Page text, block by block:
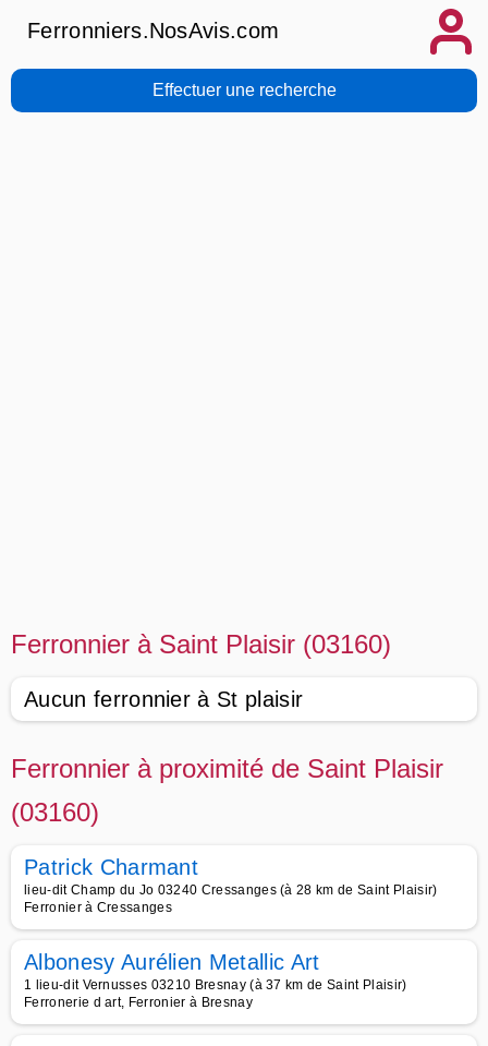
Ferronniers.NosAvis.com
Effectuer une recherche
Ferronnier à Saint Plaisir (03160)
Aucun ferronnier à St plaisir
Ferronnier à proximité de Saint Plaisir
(03160)
Patrick Charmant
lieu-dit Champ du Jo 03240 Cressanges (à 28 km de Saint Plaisir)
Ferronier à Cressanges
Albonesy Aurélien Metallic Art
1 lieu-dit Vernusses 03210 Bresnay (à 37 km de Saint Plaisir)
Ferronerie d art, Ferronier à Bresnay